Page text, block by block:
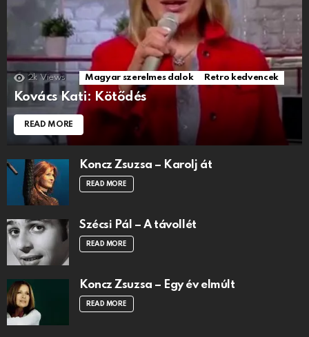
2k Views Magyar szerelmes dalok Retro kedvencek
Kovács Kati: Kötődés
READ MORE
Koncz Zsuzsa – Karolj át
READ MORE
Szécsi Pál – A távollét
READ MORE
Koncz Zsuzsa – Egy év elmúlt
READ MORE